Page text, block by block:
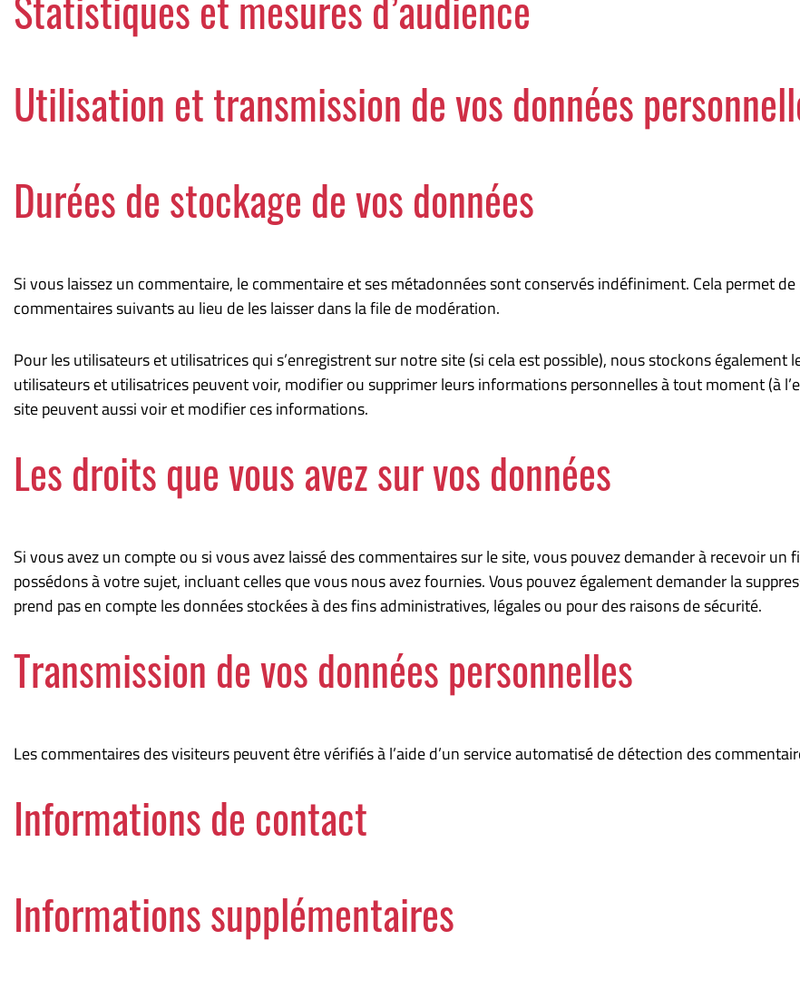
Utilisation et transmission de vos données
Durées de stockage de vos données
Si vous laissez un commentaire, le commentaire et ses métadonnées sont conservés indéfiniment. Cela permet
commentaires suivants au lieu de les laisser dans la file de modération.
Pour les utilisateurs et utilisatrices qui s’enregistrent sur notre site (si cela est possible), nous stockons également
utilisateurs et utilisatrices peuvent voir, modifier ou supprimer leurs informations personnelles à tout moment (à
site peuvent aussi voir et modifier ces informations.
Les droits que vous avez sur vos données
Si vous avez un compte ou si vous avez laissé des commentaires sur le site, vous pouvez demander à recevoir
possédons à votre sujet, incluant celles que vous nous avez fournies. Vous pouvez également demander la
prend pas en compte les données stockées à des fins administratives, légales ou pour des raisons de sécurité.
Transmission de vos données personnelles
Les commentaires des visiteurs peuvent être vérifiés à l’aide d’un service automatisé de détection des
Informations de contact
Informations supplémentaires